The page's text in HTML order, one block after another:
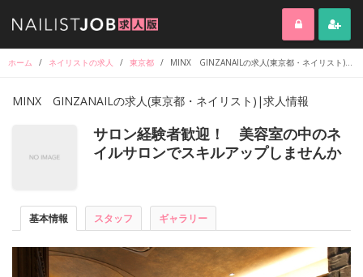
ホーム / ネイリストの求人 / 東京都 / MINX GINZANAILの求人(東京都・ネイリスト)|求人情報
MINX GINZANAILの求人(東京都・ネイリスト)|求人情報
サロン経験者歓迎！ 美容室の中のネ
イルサロンでスキルアップしませんか
基本情報 スタッフ ギャラリー